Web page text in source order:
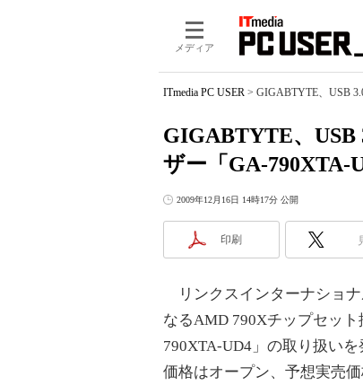
メディア
ITmedia PC USER > GIGABTYTE、USB
GIGABTYTE、USB
ザー「GA-790XTA-
2009年12月16日 14時17分 公開
印刷
リンクスインターナショナ
なるAMD 790Xチップセッ
790XTA-UD4」の取り扱いを
価格はオープン、予想実売価